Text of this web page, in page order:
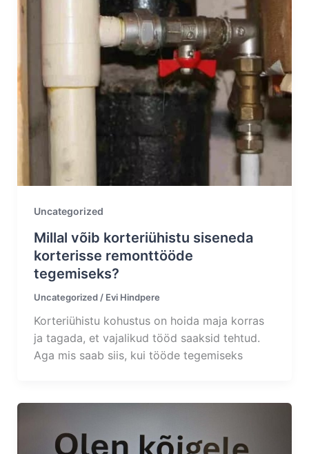
Uncategorized
Millal võib korteriühistu siseneda
korterisse remonttööde
tegemiseks?
Uncategorized/ Evi Hindpere
Korteriühistu kohustus on hoida maja korras
ja tagada, et vajalikud tööd saaksid tehtud.
Aga mis saab siis, kui tööde tegemiseks